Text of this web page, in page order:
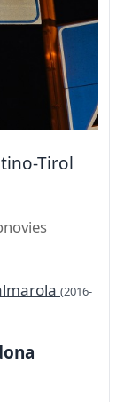
Tirol
(2016-